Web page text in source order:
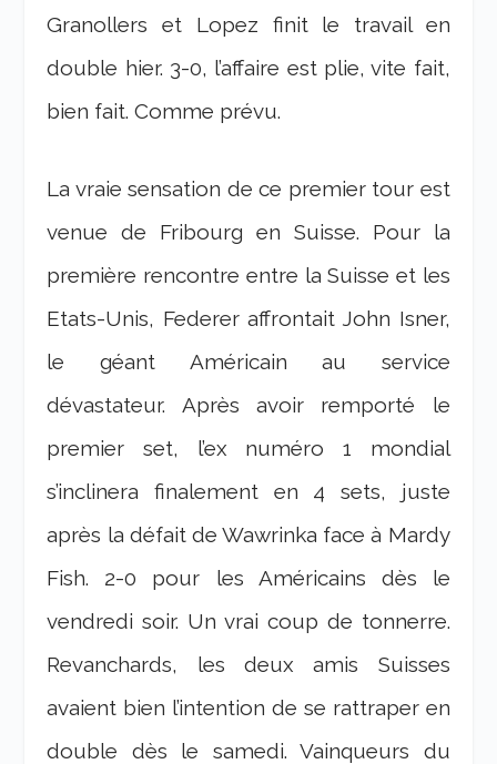
Granollers et Lopez finit le travail en
double hier. 3-0, l’affaire est plie, vite fait,
bien fait. Comme prévu.
La vraie sensation de ce premier tour est
venue de Fribourg en Suisse. Pour la
première rencontre entre la Suisse et les
Etats-Unis, Federer affrontait John Isner,
le géant Américain au service
dévastateur. Après avoir remporté le
premier set, l’ex numéro 1 mondial
s’inclinera finalement en 4 sets, juste
après la défait de Wawrinka face à Mardy
Fish. 2-0 pour les Américains dès le
vendredi soir. Un vrai coup de tonnerre.
Revanchards, les deux amis Suisses
avaient bien l’intention de se rattraper en
double dès le samedi. Vainqueurs du